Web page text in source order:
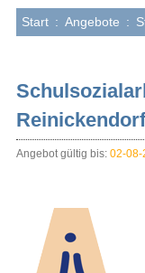
Start : Angebote :
Reinickendorf
Angebot gültig bis: 02-08-